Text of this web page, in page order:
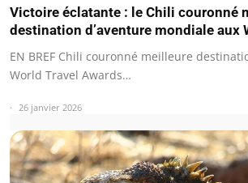
Victoire éclatante : le Chili couronné
destination d’aventure mondiale aux
EN BREF Chili couronné meilleure
World Travel Awards…
26 janvier 2026